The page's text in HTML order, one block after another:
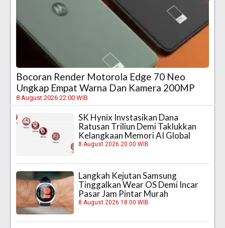
Bocoran Render Motorola Edge 70 Neo
Ungkap Empat Warna Dan Kamera 200MP
8 August 2026 22:00 WIB
SK Hynix Invstasikan Dana
Ratusan Triliun Demi Taklukkan
Kelangkaan Memori AI Global
8 August 2026 20:00 WIB
Langkah Kejutan Samsung
Tinggalkan Wear OS Demi Incar
Pasar Jam Pintar Murah
8 August 2026 18:00 WIB